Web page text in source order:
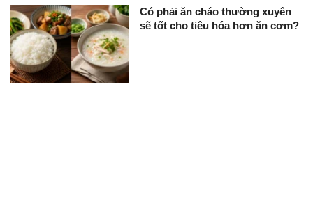
Có phải ăn cháo thường xuyên
sẽ tốt cho tiêu hóa hơn ăn cơm?